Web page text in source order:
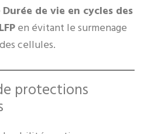
Durée de vie en cycles des
en évitant le surmenage
cellules.
protections